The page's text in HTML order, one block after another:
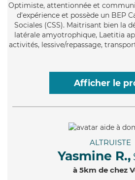
Optimiste, attentionnée et
d'expérience et possède un BEP
Sociales (CSS). Maitrisant bien la
latérale amyotrophique, Laetitia
activités, lessive/repassage,
Afficher le
ALTRUISTE
Yasmine R.,
à 5km de chez